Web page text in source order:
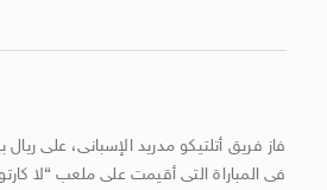
فاز فريق أتلتيكو مدريد الإسبانى، على
فى المباراة التى أقيمت على ملعب “لا